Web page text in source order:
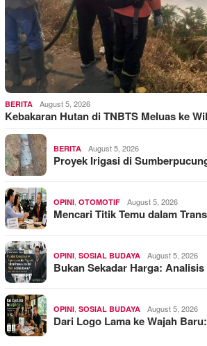
BERITA August 5, 2026
Kebakaran Hutan di TNBTS Meluas ke
BERITA August 5, 2026
Proyek Irigasi di
OPINI, OTOMOTIF August 5, 2026
Mencari Titik Temu dalam
OPINI, SOSIAL BUDAYA August 5, 2026
Bukan Sekadar Harga:
OPINI, SOSIAL BUDAYA August 5, 2026
Dari Logo Lama ke Wajah